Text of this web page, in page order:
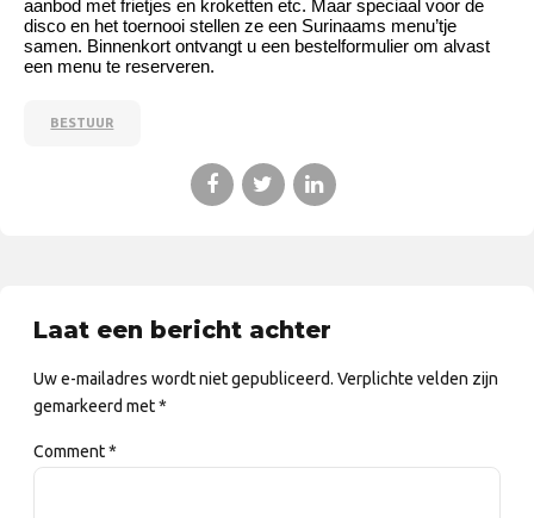
aanbod met frietjes en kroketten etc. Maar speciaal voor de
disco en het toernooi stellen ze een Surinaams menu’tje
samen. Binnenkort ontvangt u een bestelformulier om alvast
een menu te reserveren.
BESTUUR
Laat een bericht achter
Uw e-mailadres wordt niet gepubliceerd. Verplichte velden zijn
gemarkeerd met *
Comment*